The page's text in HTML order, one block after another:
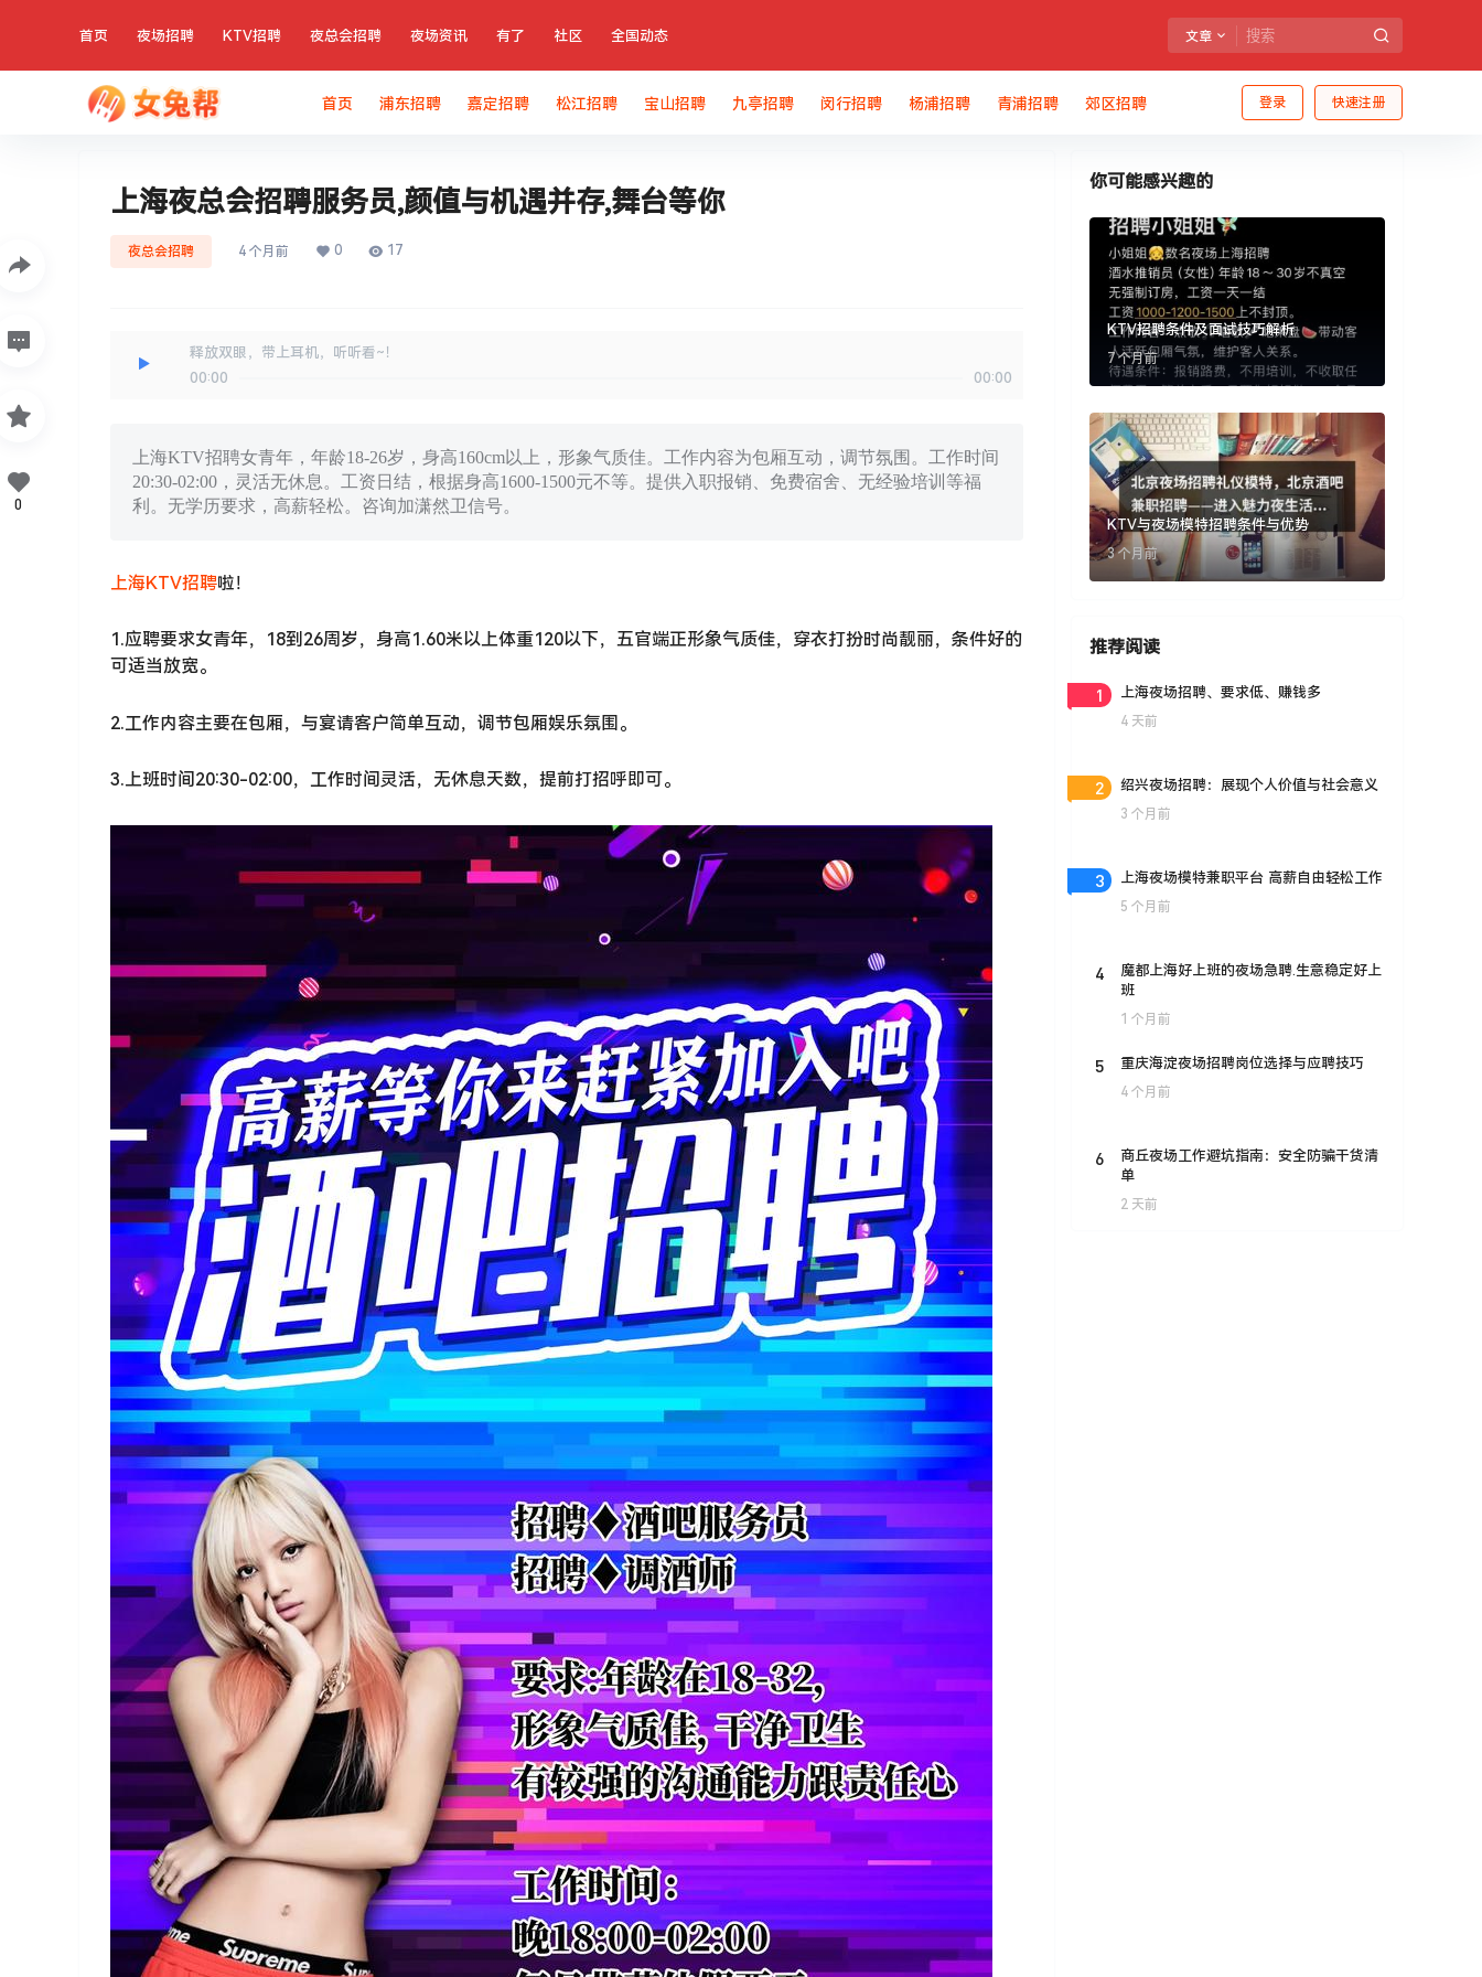
首页 夜场招聘 KTV招聘 夜总会招聘 夜场资讯 有了 社区 全国动态 文章
登录 快速注册
首页 浦东招聘 嘉定招聘 松江招聘 宝山招聘 九亭招聘 闵行招聘 杨浦招聘 青浦招聘 郊区招聘
上海夜总会招聘服务员,颜值与机遇并存,舞台等你
夜总会招聘 4 个月前 0 17
释放双眼，带上耳机，听听看~！
00:00
00:00
上海KTV招聘女青年，年龄18-26岁，身高160cm以上，形象气质佳。工作内容为包厢互动，调节氛围。工作时间
20:30-02:00，灵活无休息。工资日结，根据身高1600-1500元不等。提供入职报销、免费宿舍、无经验培训等福
利。无学历要求，高薪轻松。咨询加潇然卫信号。
上海KTV招聘啦！
1.应聘要求女青年，18到26周岁，身高1.60米以上体重120以下，五官端正形象气质佳，穿衣打扮时尚靓丽，条件好的
可适当放宽。
2.工作内容主要在包厢，与宴请客户简单互动，调节包厢娱乐氛围。
3.上班时间20:30-02:00，工作时间灵活，无休息天数，提前打招呼即可。
0
你可能感兴趣的
KTV招聘条件及面试技巧解析
7 个月前
KTV与夜场模特招聘条件与优势
3 个月前
推荐阅读
1 上海夜场招聘、要求低、赚钱多
4 天前
2 绍兴夜场招聘：展现个人价值与社会意义
3 个月前
3 上海夜场模特兼职平台 高薪自由轻松工作
5 个月前
4
魔都上海好上班的夜场急聘.生意稳定好上
班
1 个月前
5 重庆海淀夜场招聘岗位选择与应聘技巧
4 个月前
6
商丘夜场工作避坑指南：安全防骗干货清
单
2 天前